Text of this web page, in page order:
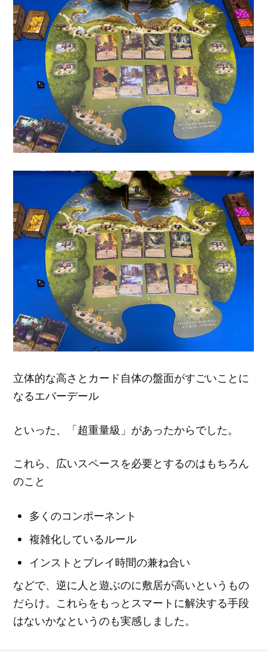
立体的な高さとカード自体の盤面がすごいことに
なるエバーデール
といった、「超重量級」があったからでした。
これら、広いスペースを必要とするのはもちろん
のこと
多くのコンポーネント
複雑化しているルール
インストとプレイ時間の兼ね合い
などで、逆に人と遊ぶのに敷居が高いというもの
だらけ。これらをもっとスマートに解決する手段
はないかなというのも実感しました。